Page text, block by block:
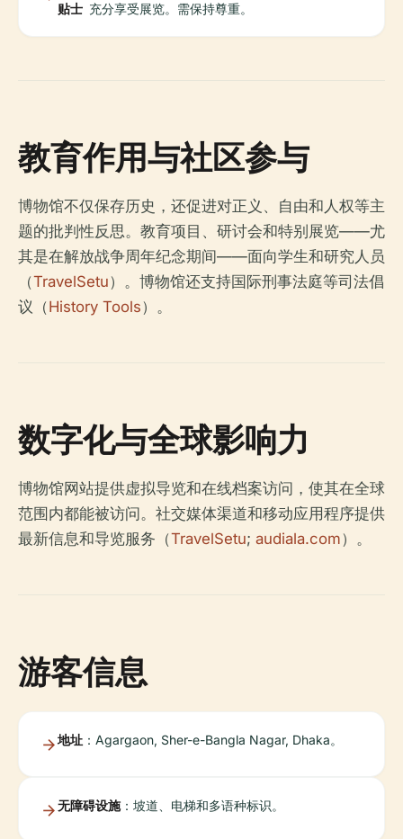
贴士 充分享受展览。需保持尊重。
教育作用与社区参与
博物馆不仅保存历史，还促进对正义、自由和人权等主
题的批判性反思。教育项目、研讨会和特别展览——尤
其是在解放战争周年纪念期间——面向学生和研究人员
（TravelSetu）。博物馆还支持国际刑事法庭等司法倡
议（History Tools）。
数字化与全球影响力
博物馆网站提供虚拟导览和在线档案访问，使其在全球
范围内都能被访问。社交媒体渠道和移动应用程序提供
最新信息和导览服务（TravelSetu; audiala.com）。
游客信息
地址 ：Agargaon, Sher-e-Bangla Nagar, Dhaka。
无障碍设施：坡道、电梯和多语种标识。